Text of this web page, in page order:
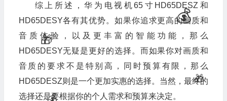
综上所述，华为电视机65寸HD65DESZ和
HD65DESY各有其优势。如果你追求更高的画质和
音质体验，以及更丰富的智能功能，那么
HD65DESY无疑是更好的选择。而如果你对画质和
音质的要求不是特别高，同时预算有限，那么
HD65DESZ则是一个更加实惠的选择。当然，最终的
选择还是要根据你的个人需求和预算来决定。